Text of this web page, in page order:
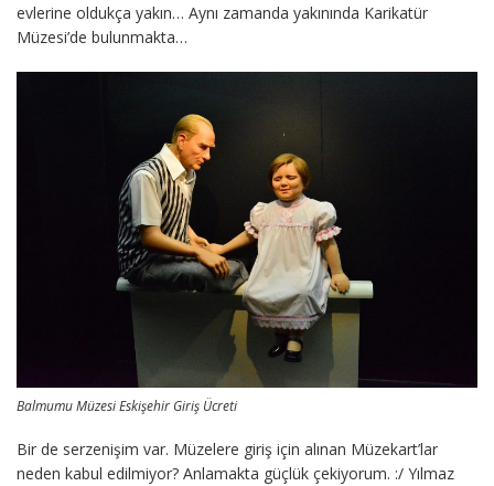
evlerine oldukça yakın… Aynı zamanda yakınında Karikatür
Müzesi’de bulunmakta…
Balmumu Müzesi Eskişehir Giriş Ücreti
Bir de serzenişim var. Müzelere giriş için alınan Müzekart’lar
neden kabul edilmiyor? Anlamakta güçlük çekiyorum. :/ Yılmaz